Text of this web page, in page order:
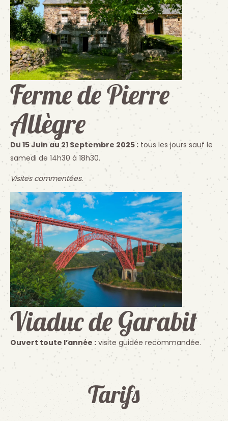
Ferme de Pierre
Allègre
Du 15 Juin au 21 Septembre 2025 : tous les jours sauf le
samedi de 14h30 à 18h30.
Visites commentées.
Viaduc de Garabit
Ouvert toute l’année : visite guidée recommandée.
Tarifs